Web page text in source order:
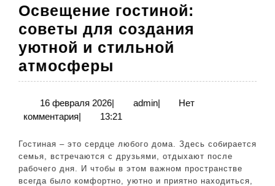
Освещение гостиной:
советы для создания
уютной и стильной
атмосферы
гостиной:
советы
для
создания
уютной
и
16 февраля 202616
февраля
| adminadmin
|
Нет
комментария| 13:21
Гостиная – это сердце любого дома. Здесь собирается
семья, встречаются с друзьями, отдыхают после
рабочего дня. И чтобы в этом важном пространстве
всегда было комфортно, уютно и приятно находиться,